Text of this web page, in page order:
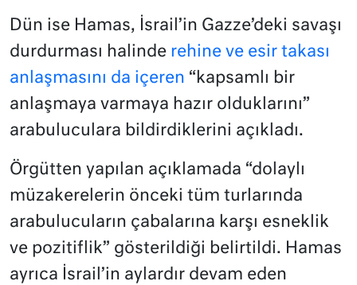
Dün ise Hamas, İsrail’in Gazze’deki savaşı
durdurması halinde rehine ve esir takası
anlaşmasını da içeren “kapsamlı bir
anlaşmaya varmaya hazır olduklarını”
arabuluculara bildirdiklerini açıkladı.
Örgütten yapılan açıklamada “dolaylı
müzakerelerin önceki tüm turlarında
arabulucuların çabalarına karşı esneklik
ve pozitiflik” gösterildiği belirtildi. Hamas
ayrıca İsrail’in aylardır devam eden